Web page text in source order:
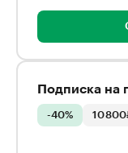
Подписка на
-40% 10